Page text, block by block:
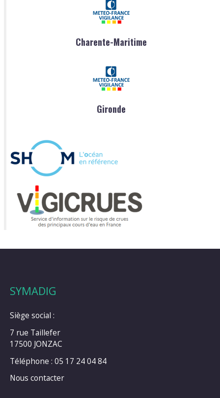
Charente-Maritime
Gironde
SYMADIG
Siège social :
7 rue Taillefer
17500 JONZAC
Téléphone : 05 17 24 04 84
Nous contacter